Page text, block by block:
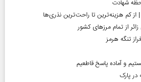
شهادت
از کم هزینه‌ترین تا راحت‌ترین نذری‌ها
و آماده پاسخ قاطعیم